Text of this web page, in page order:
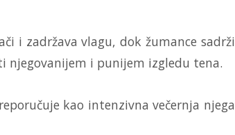
i zadržava vlagu, dok žumance sadrži
i punijem izgledu tena.
kao intenzivna večernja njega